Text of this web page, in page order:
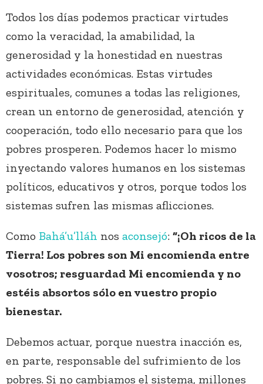
Todos los días podemos practicar virtudes
como la veracidad, la amabilidad, la
generosidad y la honestidad en nuestras
actividades económicas. Estas virtudes
espirituales, comunes a todas las religiones,
crean un entorno de generosidad, atención y
cooperación, todo ello necesario para que los
pobres prosperen. Podemos hacer lo mismo
inyectando valores humanos en los sistemas
políticos, educativos y otros, porque todos los
sistemas sufren las mismas aflicciones.
Como Bahá’u’lláh nos aconsejó: “¡Oh ricos de la
Tierra! Los pobres son Mi encomienda entre
vosotros; resguardad Mi encomienda y no
estéis absortos sólo en vuestro propio
bienestar.
Debemos actuar, porque nuestra inacción es,
en parte, responsable del sufrimiento de los
pobres. Si no cambiamos el sistema, millones